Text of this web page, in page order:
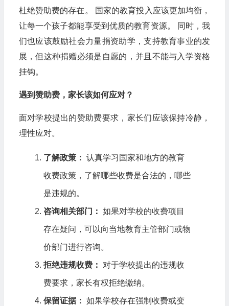
杜绝赞助费的存在。 国家的教育投入应该更加均衡，
让每一个孩子都能享受到优质的教育资源。 同时，我
们也应该鼓励社会力量捐资助学，支持教育事业的发
展，但这种捐赠必须是自愿的，并且不能与入学资格
挂钩。
遇到赞助费，家长该如何应对？
面对学校提出的赞助费要求，家长们应该保持冷静，
理性应对。
了解政策： 认真学习国家和地方的教育
收费政策，了解哪些收费是合法的，哪些
是违规的。
咨询相关部门： 如果对学校的收费项目
存在疑问，可以向当地教育主管部门或物
价部门进行咨询。
拒绝违规收费： 对于学校提出的违规收
费要求，家长有权拒绝缴纳。
保留证据： 如果学校存在强制收费或变